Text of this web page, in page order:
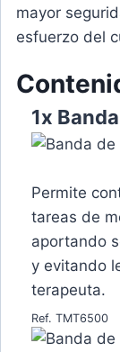
mayor
esfuerzo del
1x
Permite
tareas de
aportando
y evitando
terapeuta.
Ref. TMT6500